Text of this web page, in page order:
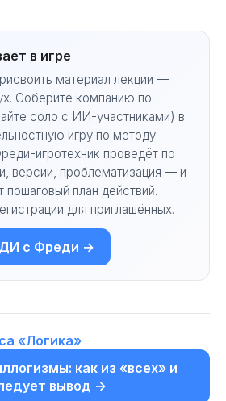
в игре
материал лекции —
Соберите компанию по
соло с ИИ-участниками) в
игру по методу
игротехник проведёт по
версии, проблематизация — и
пошаговый план действий.
для приглашённых.
с Фреди →
«Логика»
как из «всех» и
вывод →